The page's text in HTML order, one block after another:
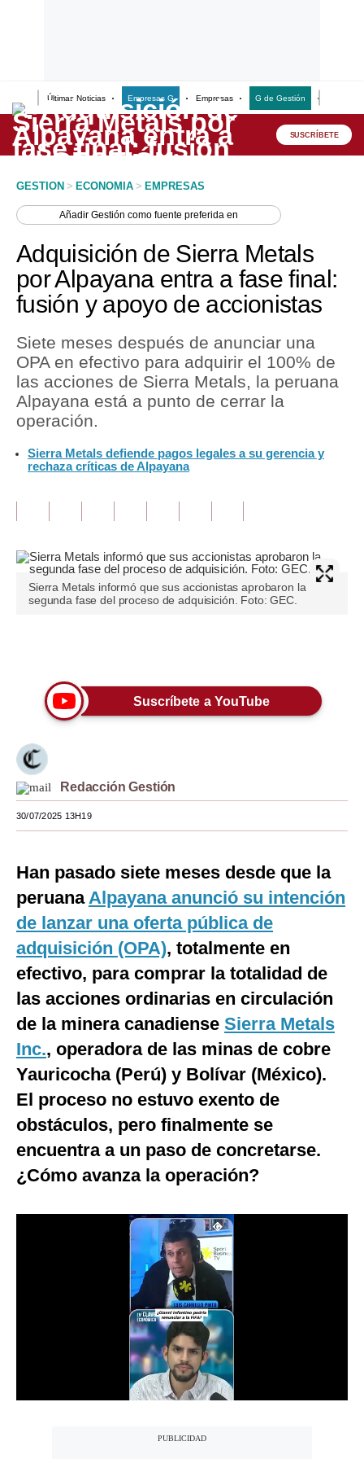
Últimas Noticias Empresas G Empresas G de Gestión
Lo último
Peru Quiosco
Economía
Mercados
Política
Tu Dinero
Finanzas Personales
Inmobiliarias
Opinión
Editorial
Pregunta de hoy
Lujo
Viajes
Moda
Estilos
Mundo
México
España
Internacional
Tecnología
Mix
G de Gestión
Notas Contratadas
Podcast
Gestión TV
Condiciones
SUSCRÍBETE
GESTION > ECONOMIA > EMPRESAS
AñadirGestión como fuente preferida en
Adquisición de Sierra Metals
por Alpayana entra a fase final:
fusión y apoyo de accionistas
Siete meses después de anunciar una
OPA en efectivo para adquirir el 100% de
las acciones de Sierra Metals, la peruana
Alpayana está a punto de cerrar la
operación.
Sierra Metals defiende pagos legales a su gerencia y
rechaza críticas de Alpayana
Sierra Metals informó que sus accionistas aprobaron la
segunda fase del proceso de adquisición. Foto: GEC.
Suscríbete a YouTube
Redacción Gestión
30/07/2025 13H19
Han pasado siete meses desde que la
peruanaAlpayana anunció su intención
de lanzar una oferta pública de
adquisición (OPA), totalmente en
efectivo, para comprar la totalidad de
las acciones ordinarias en circulación
de la minera canadiense Sierra Metals
Inc., operadora de las minas de cobre
Yauricocha (Perú) y Bolívar (México).
El proceso no estuvo exento de
obstáculos, pero finalmente se
encuentra a un paso de concretarse.
¿Cómo avanza la operación?